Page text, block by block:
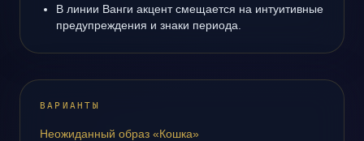
В линии Ванги акцент смещается на интуитивные
предупреждения и знаки периода.
ВАРИАНТЫ
Неожиданный образ «Кошка»